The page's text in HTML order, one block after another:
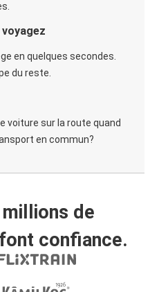
en quelques secondes.
du reste.
voiture sur la route quand
en commun?
de
confiance.